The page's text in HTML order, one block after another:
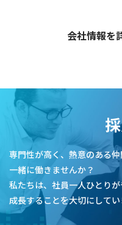
会社情報を
専門性が高く、熱意のある仲
一緒に働きませんか？
私たちは、社員一人ひとり
成長することを大切にしてい